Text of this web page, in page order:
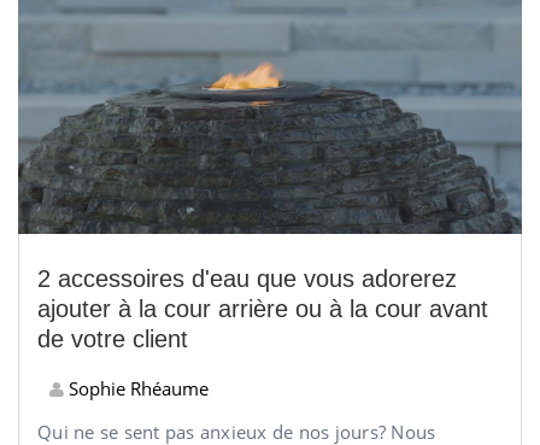
2 accessoires d'eau que vous adorerez
ajouter à la cour arrière ou à la cour avant
de votre client
Sophie Rhéaume
Qui ne se sent pas anxieux de nos jours? Nous